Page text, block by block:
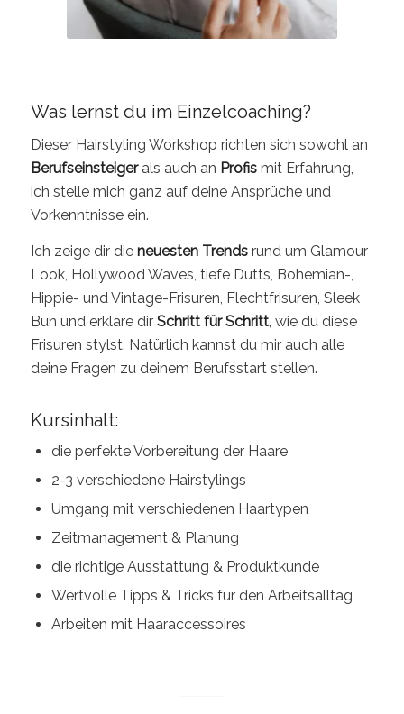
Was lernst du im Einzelcoaching?
Dieser Hairstyling Workshop richten sich sowohl an
Berufseinsteigerals auch an Profismit Erfahrung,
ich stelle mich ganz auf deine Ansprüche und
Vorkenntnisse ein.
Ich zeige dir die neuesten Trendsrund um Glamour
Look, Hollywood Waves, tiefe Dutts, Bohemian-,
Hippie- und Vintage-Frisuren, Flechtfrisuren, Sleek
Bun und erkläre dir Schritt für Schritt, wie du diese
Frisuren stylst. Natürlich kannst du mir auch alle
deine Fragen zu deinem Berufsstart stellen.
Kursinhalt:
die perfekte Vorbereitung der Haare
2-3 verschiedene Hairstylings
Umgang mit verschiedenen Haartypen
Zeitmanagement & Planung
die richtige Ausstattung & Produktkunde
Wertvolle Tipps & Tricks für den Arbeitsalltag
Arbeiten mit Haaraccessoires